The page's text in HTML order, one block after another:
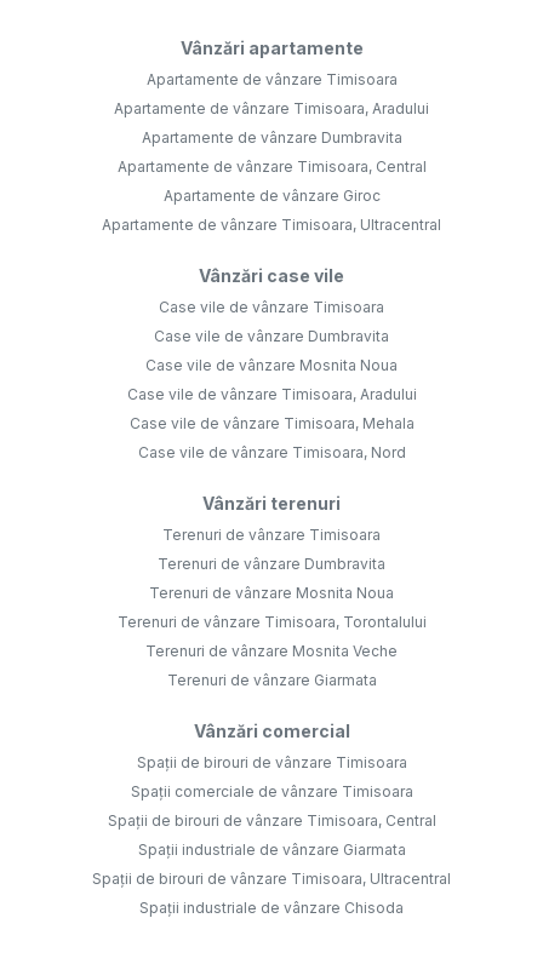
Vânzări apartamente
Apartamente de vânzare Timisoara
Apartamente de vânzare Timisoara, Aradului
Apartamente de vânzare Dumbravita
Apartamente de vânzare Timisoara, Central
Apartamente de vânzare Giroc
Apartamente de vânzare Timisoara, Ultracentral
Vânzări case vile
Case vile de vânzare Timisoara
Case vile de vânzare Dumbravita
Case vile de vânzare Mosnita Noua
Case vile de vânzare Timisoara, Aradului
Case vile de vânzare Timisoara, Mehala
Case vile de vânzare Timisoara, Nord
Vânzări terenuri
Terenuri de vânzare Timisoara
Terenuri de vânzare Dumbravita
Terenuri de vânzare Mosnita Noua
Terenuri de vânzare Timisoara, Torontalului
Terenuri de vânzare Mosnita Veche
Terenuri de vânzare Giarmata
Vânzări comercial
Spații de birouri de vânzare Timisoara
Spații comerciale de vânzare Timisoara
Spații de birouri de vânzare Timisoara, Central
Spații industriale de vânzare Giarmata
Spații de birouri de vânzare Timisoara, Ultracentral
Spații industriale de vânzare Chisoda